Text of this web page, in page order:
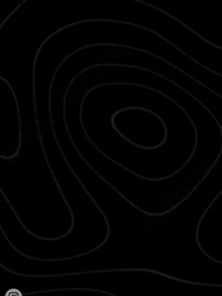
Que ce soit pour des questions, des commentaires ou pour planifier votre prochain événement, notre équipe est là pour rendre votre expérience exceptionnelle.